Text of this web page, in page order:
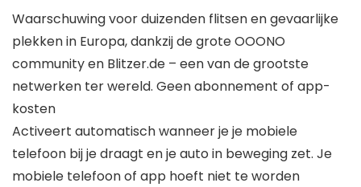
Waarschuwing voor duizenden flitsen en gevaarlijke
plekken in Europa, dankzij de grote OOONO
community en Blitzer.de – een van de grootste
netwerken ter wereld. Geen abonnement of app-
kosten
Activeert automatisch wanneer je je mobiele
telefoon bij je draagt en je auto in beweging zet. Je
mobiele telefoon of app hoeft niet te worden